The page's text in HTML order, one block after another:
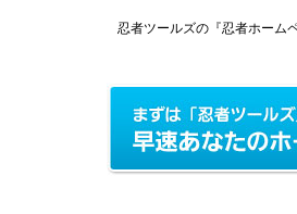
忍者ツールズの『忍者ホーム